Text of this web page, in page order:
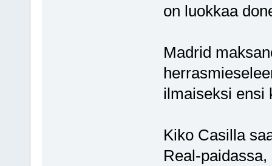
on luokkaa
Madrid
ilmaiseksi ensi
Kiko Casilla
Real-